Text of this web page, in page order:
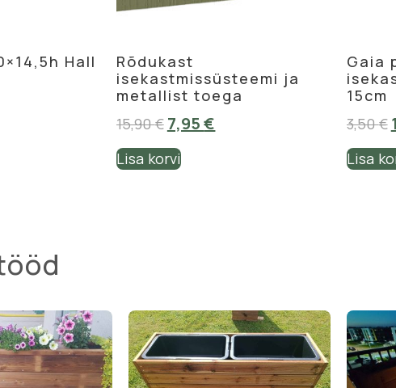
Hall
Rõdukast
isekastmissüsteemi ja
metallist toega
15,90€ 7,95€
Lisa korvi
Gaia
15cm
3,50€
Lisa